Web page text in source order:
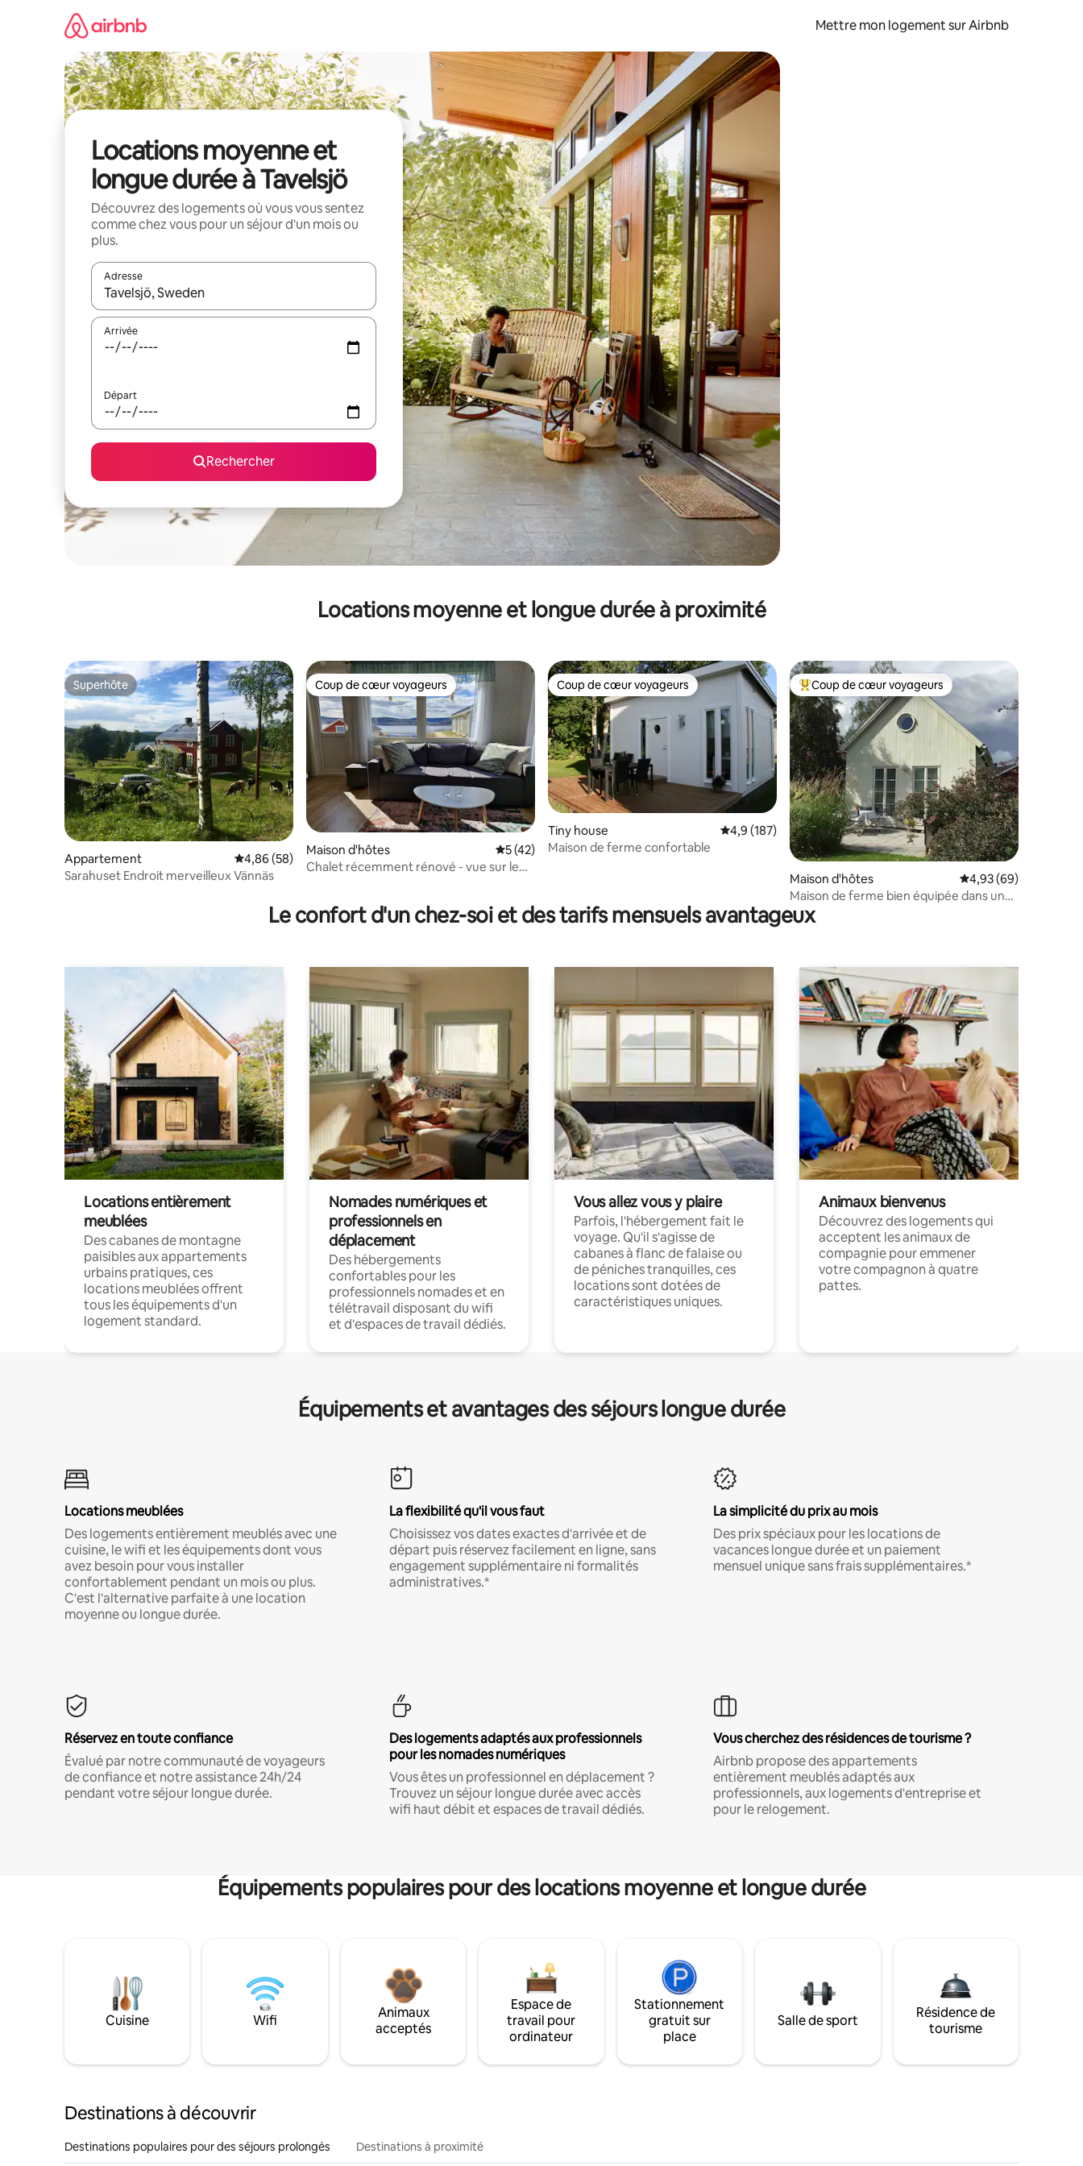
Mettre mon logement sur Airbnb
Locations moyenne et
longue durée à Tavelsjö
Découvrez des logements où vous vous sentez
comme chez vous pour un séjour d'un mois ou
plus.
Adresse
Lorsque les résultats s'affichent, utilisez les flèches vers le haut et vers le bas pour les parcourir ou en appuyant et en faisant glisser.
Arrivée
Départ
Rechercher
Locations moyenne et longue durée à proximité
Superhôte
Superhôte
Appartement Évaluation moyenne sur la base de 58 commentaires : 4,86 sur 5
4,86 (58)
Sarahuset Endroit merveilleux Vännäs
Coup de cœur voyageurs
Coup de cœur voyageurs
Maison d'hôtes Évaluation moyenne sur la base de 42 commentaires : 5 sur 5
5 (42)
Chalet récemment rénové - vue sur le
Coup de cœur voyageurs
Coup de cœur voyageurs
Tiny house Évaluation moyenne sur la base de 187 commentaires : 4,9 sur 5
4,9 (187)
Maison de ferme confortable
Coups de cœur voyageurs les plus appréciés
Coup de cœur voyageurs
Maison d'hôtes Évaluation moyenne
4,93 (69)
Maison de ferme bien équipée dans un
village pittoresque à 15 km d'Umeå
Le confort d'un chez-soi et des tarifs mensuels avantageux
Locations entièrement
meublées
Des cabanes de montagne
paisibles aux appartements
urbains pratiques, ces
locations meublées offrent
tous les équipements d'un
logement standard.
Nomades numériques et
professionnels en
déplacement
Des hébergements
confortables pour les
professionnels nomades et en
télétravail disposant du wifi
et d'espaces de travail dédiés.
Vous allez vous y plaire
Parfois, l'hébergement fait le
voyage. Qu'il s'agisse de
cabanes à flanc de falaise ou
de péniches tranquilles, ces
locations sont dotées de
caractéristiques uniques.
Animaux bienvenus
Découvrez des logements qui
acceptent les animaux de
compagnie pour emmener
votre compagnon à quatre
pattes.
Équipements et avantages des séjours longue durée
Locations meublées
Des logements entièrement meublés avec une
cuisine, le wifi et les équipements dont vous
avez besoin pour vous installer
confortablement pendant un mois ou plus.
C'est l'alternative parfaite à une location
moyenne ou longue durée.
La flexibilité qu'il vous faut
Choisissez vos dates exactes d'arrivée et de
départ puis réservez facilement en ligne, sans
engagement supplémentaire ni formalités
administratives.*
La simplicité du prix au mois
Des prix spéciaux pour les locations de
vacances longue durée et un paiement
mensuel unique sans frais supplémentaires.*
Réservez en toute confiance
Évalué par notre communauté de voyageurs
de confiance et notre assistance 24h/24
pendant votre séjour longue durée.
Des logements adaptés aux professionnels
pour les nomades numériques
Vous êtes un professionnel en déplacement ?
Trouvez un séjour longue durée avec accès
wifi haut débit et espaces de travail dédiés.
Vous cherchez des résidences de tourisme ?
Airbnb propose des appartements
entièrement meublés adaptés aux
professionnels, aux logements d'entreprise et
pour le relogement.
Équipements populaires pour des locations moyenne et longue durée
Cuisine Wifi
Animaux
acceptés
Espace de
travail pour
ordinateur
Stationnement
gratuit sur
place
Salle de sport
Résidence de
tourisme
Destinations à découvrir
Destinations populaires pour des séjours prolongés Destinations à proximité